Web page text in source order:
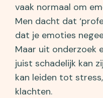
vaak normaal om
Men dacht dat
dat je emoties
Maar uit onderzoek
juist schadelijk kan
kan leiden tot
klachten.